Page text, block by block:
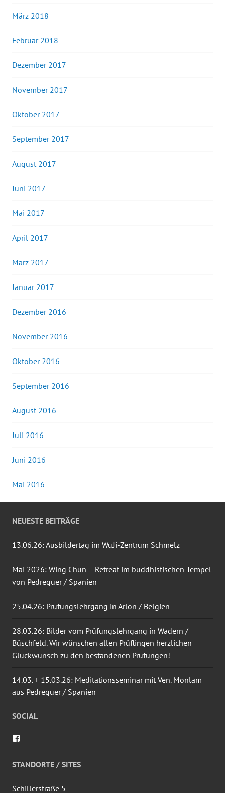
März 2018
Februar 2018
Dezember 2017
November 2017
Oktober 2017
September 2017
August 2017
Juni 2017
Mai 2017
April 2017
März 2017
Januar 2017
Dezember 2016
November 2016
Oktober 2016
September 2016
August 2016
Juli 2016
Juni 2016
Mai 2016
NEUESTE BEITRÄGE
13.06.26: Ausbildertag im WuJi-Zentrum Schmelz
Mai 2026: Wing Chun – Retreat im buddhistischen Tempel
von Pedreguer / Spanien
25.04.26: Prüfungslehrgang in Arlon / Belgien
28.03.26: Bilder vom Prüfungslehrgang in Wadern /
Büschfeld. Wir wünschen allen Prüflingen herzlichen
Glückwunsch zu den bestandenen Prüfungen!
14.03. + 15.03.26: Meditationsseminar mit Ven. Monlam
aus Pedreguer / Spanien
SOCIAL
auf
Facebook
STANDORTE / SITES
Schillerstraße 5